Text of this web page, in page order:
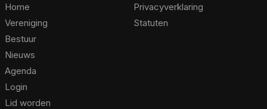
Home
Vereniging
Bestuur
Nieuws
Agenda
Login
Lid worden
Privacyverklaring
Statuten